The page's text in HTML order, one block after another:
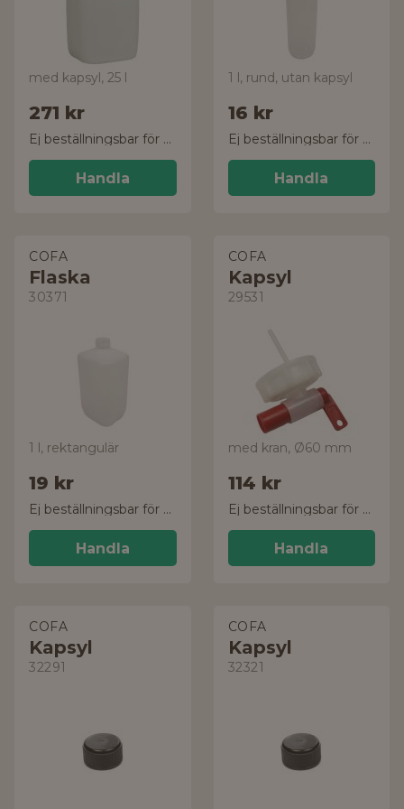
med kapsyl, 25 l
271 kr
Ej beställningsbar för tillfället
Handla
1 l, rund, utan kapsyl
16 kr
Ej beställningsbar för tillfället
Handla
COFA
Flaska
30371
1 l, rektangulär
19 kr
Ej beställningsbar för tillfället
Handla
COFA
Kapsyl
29531
med kran, Ø60 mm
114 kr
Ej beställningsbar för tillfället
Handla
COFA
Kapsyl
32291
COFA
Kapsyl
32321